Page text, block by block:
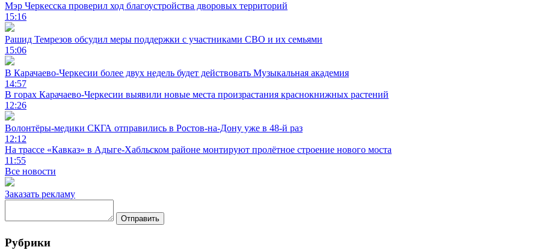
Мэр Черкесска проверил ход благоустройства дворовых территорий
15:16
Рашид Темрезов обсудил меры поддержки с участниками СВО и их семьями
15:06
В Карачаево-Черкесии более двух недель будет действовать Музыкальная академия
14:57
В горах Карачаево-Черкесии выявили новые места произрастания краснокнижных растений
12:26
Волонтёры-медики СКГА отправились в Ростов-на-Дону уже в 48-й раз
12:12
На трассе «Кавказ» в Адыге-Хабльском районе монтируют пролётное строение нового моста
11:55
Все новости
Заказать рекламу
Отправить
Рубрики